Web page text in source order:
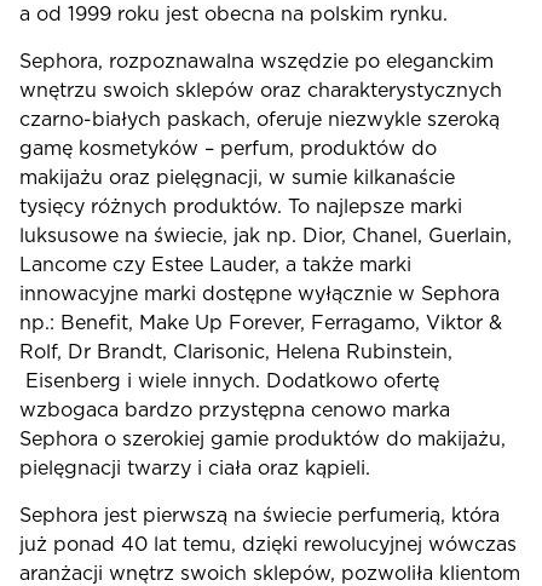
a od 1999 roku jest obecna na polskim rynku.
Sephora, rozpoznawalna wszędzie po eleganckim
wnętrzu swoich sklepów oraz charakterystycznych
czarno-białych paskach, oferuje niezwykle szeroką
gamę kosmetyków – perfum, produktów do
makijażu oraz pielęgnacji, w sumie kilkanaście
tysięcy różnych produktów. To najlepsze marki
luksusowe na świecie, jak np. Dior, Chanel, Guerlain,
Lancome czy Estee Lauder, a także marki
innowacyjne marki dostępne wyłącznie w Sephora
np.: Benefit, Make Up Forever, Ferragamo, Viktor &
Rolf, Dr Brandt, Clarisonic, Helena Rubinstein,
Eisenberg i wiele innych. Dodatkowo ofertę
wzbogaca bardzo przystępna cenowo marka
Sephora o szerokiej gamie produktów do makijażu,
pielęgnacji twarzy i ciała oraz kąpieli.
Sephora jest pierwszą na świecie perfumerią, która
już ponad 40 lat temu, dzięki rewolucyjnej wówczas
aranżacji wnętrz swoich sklepów, pozwoliła klientom